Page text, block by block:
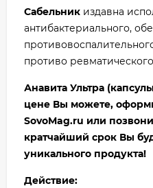
Сабельник издавна
антибактериального,
противо
Анавита Ультра
цене Вы можете,
SovoMag.ru или
кратчайший срок Вы
уникального продукта!
Действие: